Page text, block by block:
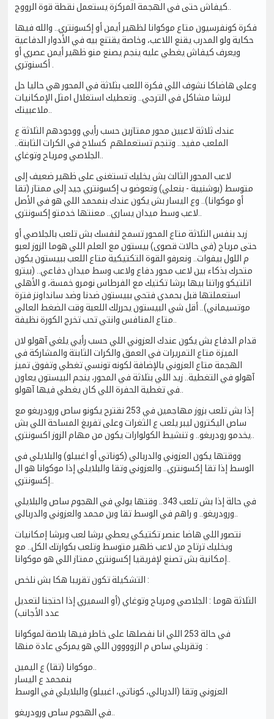
فكرة كونفرسيون متاع موكوانا لظهير أيمن أو إكسونتري.. والله فيها
حكاية ولو المدرب يقنع اللاعب، وخاصة يقتنع بيه في الأدوار الدفاعية
ويعرف كيفاش يغطي عليه ينجم يصنع منو ظهير أيمن عصري أو
وعلى هاضاكا نشوف اللي فكرة اللعب بثلاثة في المحور هي حاليا حل
لبرشا مشاكل في الترجي.. وتعطيك استغلال امثل الإمكانيات
عندك ثلاثة لاعبين محور ممتازين حسب رأيي ووجودهم الثلاثة ع
الملعب مفيد.. وتنجم تستعملهم كسلاح في الكرات الثابتة..
لاعب المحور الثالث بش يخليك تستغنى على ظهير ضعيف إلى
متوسط (بوشنيبة - بنعلي) وتعوضو ب إكسونتري جيد إلى ممتاز (تقا
أو موكوانا).. وع اليسار بش يكون عندك بنمحمد اللي هو في الأصل
زيد بنفس الثلاثة متاع المحور تسمح لنفسك بش تلعب بالجلاصي أو
حتى مرياح (في حالات قصوى) بيستون مع العلم اللي هوما الزوز لعبو
م اللول بيفوات.. ونعرفو القوة التكتيكية متاع اللعب ببيستون يكون
متحرك بذكاء بين لاعب محور دفاع ولاعب وسط ميدان دفاعي.. (بيترو
اتلتيكو وراتنا بيها برشا تكتيك مع الفرطاس نومرو خمسة، و الأهلي
استعملتها قبل بحمدي فتحي ببيستون ضدنا وضد سانداونز فترة
موتسيماني).. أقل شي البيستون يحررلك اللعبة وقت الضغط العالي
قدام الدفاع بش يكون عندك العزوني اللي حسب رأيي يلغي آهولو لان
الميزة متاع التمريرات في العمق والكرات الثابتة والمشاركة في
الهجمة متاع العزوني بالإضافة لكونه تونسي تغطي وتفوق تميز
آهولو في التغطية.. زيد اللي بثلاثة في المحور، ينجم البيستون يعاون
إذا بش تلعب بزوز مهاجمين في 253 نقترح يكونو ساص ورودريغو مع
ساص اليكترون ليبر يلعب ع الثغرات وعلى تفريغ المساحة اللي بش
ووقتها يكون العزوني والدربالي (كوناتي أو اغبيلو) والبلايلي في
الوسط إذا تقا إكسونتري.. والعزوني وتقا والبلايلي إذا موكوانا هو ال
في حالة إذا بش تلعب 343.. وقتها يولي في الهجوم ساص والبلايلي
نتصور اللي هاضا عنصر تكتيكي يعطي برشا لعب وبرشا إمكانيات
ويخليك ترتاح من لاعب ظهير متوسط وتلعب بكوارتك الكل.. مع
التشكيلة تكون تقريبا هكا بش نلخص :
الثلاثة هوما : الجلاصي ومرياح وتوغاي (أو السميري إذا احتجنا لتعديل
عدد الأجانب)
في حالة 253 اللي انا نفصلها على خاطر فيها بلاصة لموكوانا
وتقربلي ساص م الزوووون اللي هو يمركي عادة منها :
بنمحمد ع اليسار
العزوني وتقا (الدربالي، كوناتي، اغبيلو) والبلايلي في الوسط